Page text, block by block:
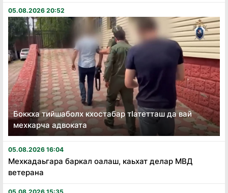
05.08.2026 20:52
Боккха тийшаболх кхостабар тӏатетташ да вай
мехкарча адвоката
05.08.2026 16:04
Мехкадаьгара баркал оалаш, каьхат делар МВД
ветерана